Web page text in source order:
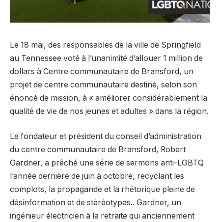
Le 18 mai, des responsables de la ville de Springfield
au Tennessee voté à l’unanimité d’allouer 1 million de
dollars à Centre communautaire de Bransford, un
projet de centre communautaire destiné, selon son
énoncé de mission, à « améliorer considérablement la
qualité de vie de nos jeunes et adultes » dans la région.
Le fondateur et président du conseil d’administration
du centre communautaire de Bransford, Robert
Gardner, a prêché une série de sermons anti-LGBTQ
l’année dernière de juin à octobre, recyclant les
complots, la propagande et la rhétorique pleine de
désinformation et de stéréotypes.. Gardner, un
ingénieur électricien à la retraite qui anciennement